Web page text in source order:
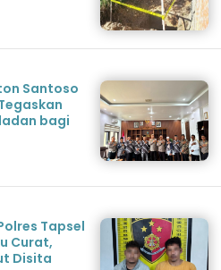
Santoso
bagi
Tapsel
Curat,
Disita